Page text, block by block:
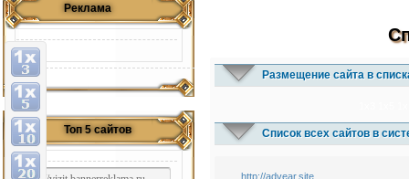
Реклама
Топ 5 сайтов
Размещение сайта в
Список всех сайтов в
http://advear.site